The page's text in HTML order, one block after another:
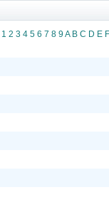
1 2 3 4 5 6 7 8 9 A B C D E F